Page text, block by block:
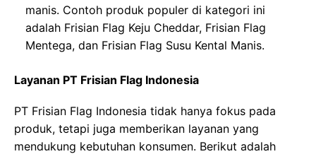
manis. Contoh produk populer di kategori ini
adalah Frisian Flag Keju Cheddar, Frisian Flag
Mentega, dan Frisian Flag Susu Kental Manis.
Layanan PT Frisian Flag Indonesia
PT Frisian Flag Indonesia tidak hanya fokus pada
produk, tetapi juga memberikan layanan yang
mendukung kebutuhan konsumen. Berikut adalah